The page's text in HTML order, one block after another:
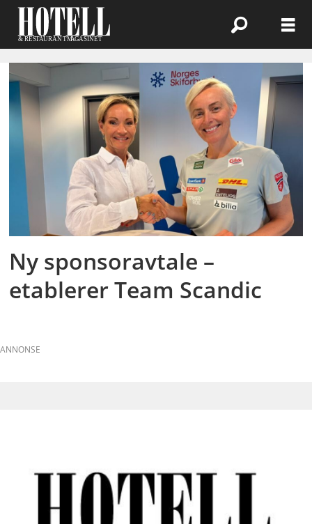
Emne:
norges
skiforbund
Ny sponsoravtale –
etablerer Team Scandic
ANNONSE